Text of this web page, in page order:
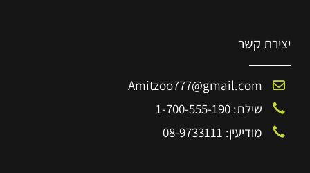
יצירת קשר
Amitzoo777@gmail.com
שילת: 1-700-555-190
מודיעין: 08-9733111